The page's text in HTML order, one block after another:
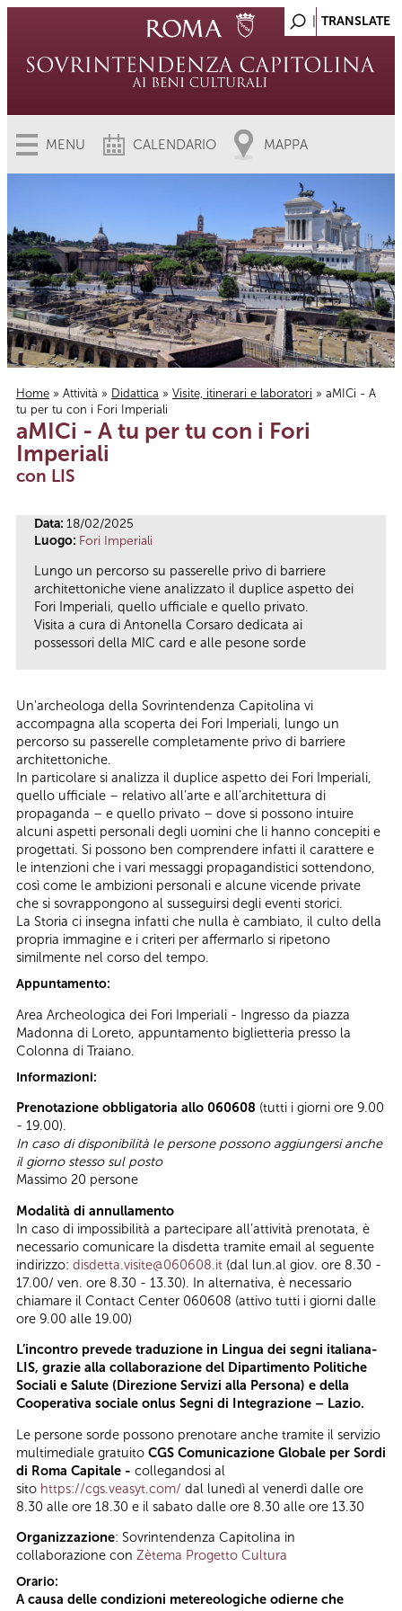
MENU CALENDARIO MAPPA
Tu sei qui
Home » Attività » Didattica » Visite, itinerari e laboratori » aMICi - A
tu per tu con i Fori Imperiali
aMICi - A tu per tu con i Fori
Imperiali
con LIS
Data: 18/02/2025
Luogo: Fori Imperiali
Lungo un percorso su passerelle privo di barriere
architettoniche viene analizzato il duplice aspetto dei
Fori Imperiali, quello ufficiale e quello privato.
Visita a cura di Antonella Corsaro dedicata ai
possessori della MIC card e alle pesone sorde
Un'archeologa della Sovrintendenza Capitolina vi
accompagna alla scoperta dei Fori Imperiali, lungo un
percorso su passerelle completamente privo di barriere
architettoniche.
In particolare si analizza il duplice aspetto dei Fori Imperiali,
quello ufficiale – relativo all’arte e all’architettura di
propaganda – e quello privato – dove si possono intuire
alcuni aspetti personali degli uomini che li hanno concepiti e
progettati. Si possono ben comprendere infatti il carattere e
le intenzioni che i vari messaggi propagandistici sottendono,
così come le ambizioni personali e alcune vicende private
che si sovrappongono al susseguirsi degli eventi storici.
La Storia ci insegna infatti che nulla è cambiato, il culto della
propria immagine e i criteri per affermarlo si ripetono
similmente nel corso del tempo.
Appuntamento:
Area Archeologica dei Fori Imperiali - Ingresso da piazza
Madonna di Loreto, appuntamento biglietteria presso la
Colonna di Traiano.
Informazioni:
Prenotazione obbligatoria allo 060608 (tutti i giorni ore 9.00
- 19.00).
In caso di disponibilità le persone possono aggiungersi anche
il giorno stesso sul posto
Massimo 20 persone
Modalità di annullamento
In caso di impossibilità a partecipare all’attività prenotata, è
necessario comunicare la disdetta tramite email al seguente
indirizzo: disdetta.visite@060608.it (dal lun.al giov. ore 8.30 -
17.00/ ven. ore 8.30 - 13.30). In alternativa, è necessario
chiamare il Contact Center 060608 (attivo tutti i giorni dalle
ore 9.00 alle 19.00)
L’incontro prevede traduzione in Lingua dei segni italiana-
LIS, grazie alla collaborazione del Dipartimento Politiche
Sociali e Salute (Direzione Servizi alla Persona) e della
Cooperativa sociale onlus Segni di Integrazione – Lazio.
Le persone sorde possono prenotare anche tramite il servizio
multimediale gratuito CGS Comunicazione Globale per Sordi
di Roma Capitale - collegandosi al
sito https://cgs.veasyt.com/ dal lunedì al venerdì dalle ore
8.30 alle ore 18.30 e il sabato dalle ore 8.30 alle ore 13.30
Organizzazione: Sovrintendenza Capitolina in
collaborazione con Zètema Progetto Cultura
Orario:
A causa delle condizioni metereologiche odierne che